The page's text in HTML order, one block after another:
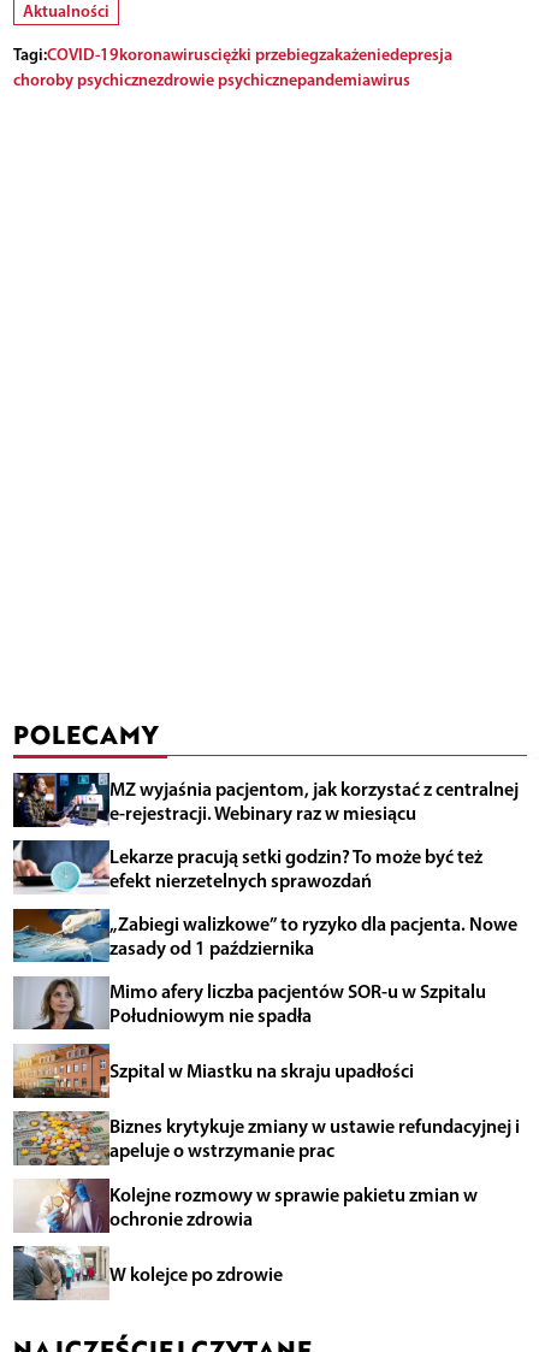
Aktualności
Tagi:COVID-19koronawirusciężki przebiegzakażeniedepresja
choroby psychicznezdrowie psychicznepandemiawirus
POLECAMY
MZ wyjaśnia pacjentom, jak korzystać z centralnej
e-rejestracji. Webinary raz w miesiącu
Lekarze pracują setki godzin? To może być też
efekt nierzetelnych sprawozdań
„Zabiegi walizkowe” to ryzyko dla pacjenta. Nowe
zasady od 1 października
Mimo afery liczba pacjentów SOR-u w Szpitalu
Południowym nie spadła
Szpital w Miastku na skraju upadłości
Biznes krytykuje zmiany w ustawie refundacyjnej i
apeluje o wstrzymanie prac
Kolejne rozmowy w sprawie pakietu zmian w
ochronie zdrowia
W kolejce po zdrowie